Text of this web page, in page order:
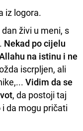
iz logora.
živi u meni, s
Nekad po cijelu
na istinu i ne
iscrpljen, ali
Vidim da se
, da postoji taj
da mogu pričati